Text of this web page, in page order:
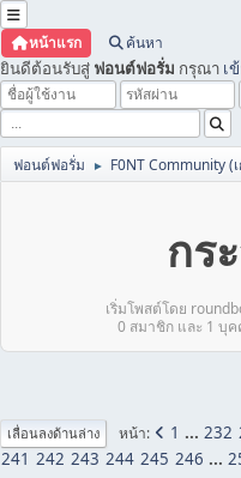
หน้าแรก ค้นหา
ยินดีต้อนรับสู่ ฟอนต์ฟอรั่ม กรุณา เ
ฟอนต์ฟอรั่ม ► F0NT Community (
กร
เริ่มโพสต์โดย
0 สมาชิก และ 1 บุ
เลื่อนลงด้านล่าง หน้า 1 ... 232
241 242 243 244 245 246 ...